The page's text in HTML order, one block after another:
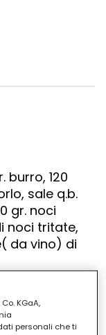
burro, 120
sale q.b.
gr. noci
noci tritate,
da vino) di
normale
KGaA,
personali che ti